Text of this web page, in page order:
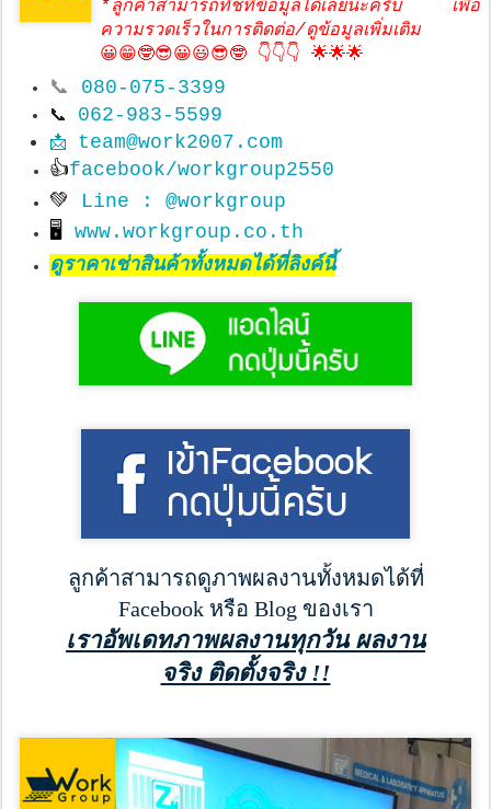
*ลูกค้าสามารถทัชที่ข้อมูลได้เลยนะครับ เพื่อ
ความรวดเร็วในการติดต่อ/ดูข้อมูลเพิ่มเติม
😀😁🤓😎😀😃😎🤓 👇👇👇 🌟🌟🌟
📞 080-075-3399
📞 062-983-5599
📩 team@work2007.com
👍facebook/workgroup2550
💚 Line : @workgroup
🖥 www.workgroup.co.th
ดูราคาเช่าสินค้าทั้งหมดได้ที่ลิงค์นี้
ลูกค้าสามารถดูภาพผลงานทั้งหมดได้ที่
Facebook หรือ Blog ของเรา
เราอัพเดทภาพผลงานทุกวัน ผลงาน
จริง ติดตั้งจริง !!